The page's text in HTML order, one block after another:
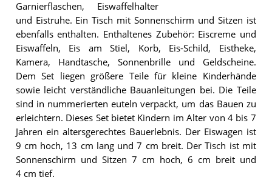
Garnierflaschen, Eiswaffelhalter
und Eistruhe. Ein Tisch mit Sonnenschirm und Sitzen ist
ebenfalls enthalten. Enthaltenes Zubehör: Eiscreme und
Eiswaffeln, Eis am Stiel, Korb, Eis-Schild, Eistheke,
Kamera, Handtasche, Sonnenbrille und Geldscheine.
Dem Set liegen größere Teile für kleine Kinderhände
sowie leicht verständliche Bauanleitungen bei. Die Teile
sind in nummerierten euteln verpackt, um das Bauen zu
erleichtern. Dieses Set bietet Kindern im Alter von 4 bis 7
Jahren ein altersgerechtes Bauerlebnis. Der Eiswagen ist
9 cm hoch, 13 cm lang und 7 cm breit. Der Tisch ist mit
Sonnenschirm und Sitzen 7 cm hoch, 6 cm breit und
4 cm tief.